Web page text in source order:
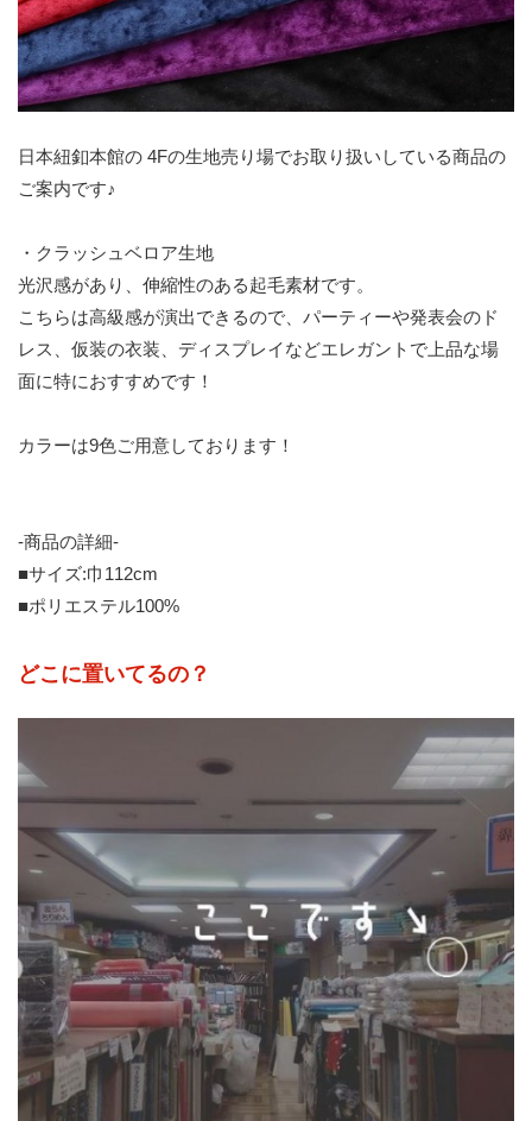
日本紐釦本館の 4Fの生地売り場でお取り扱いしている商品の
ご案内です♪
・クラッシュベロア生地
光沢感があり、伸縮性のある起毛素材です。
こちらは高級感が演出できるので、パーティーや発表会のド
レス、仮装の衣装、ディスプレイなどエレガントで上品な場
面に特におすすめです！
カラーは9色ご用意しております！
-商品の詳細-
■サイズ:巾112cm
■ポリエステル100%
どこに置いてるの？